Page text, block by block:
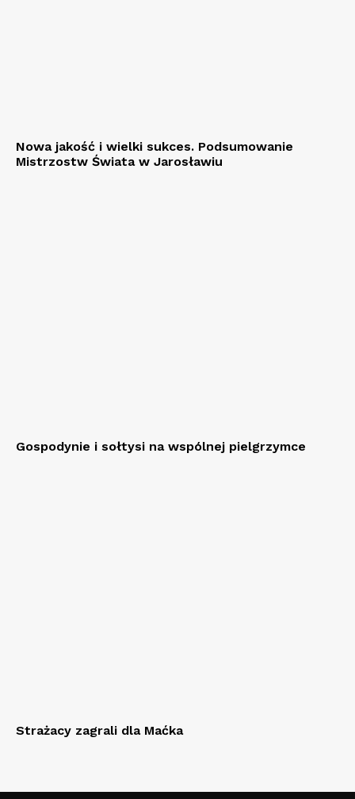
Nowa jakość i wielki sukces. Podsumowanie
Mistrzostw Świata w Jarosławiu
Gospodynie i sołtysi na wspólnej pielgrzymce
Strażacy zagrali dla Maćka